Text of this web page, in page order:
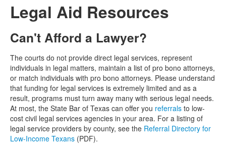
eFile Texas
MediaClick to expand submenu
Legal Aid Resources
Can't Afford a Lawyer?
The courts do not provide direct legal services, represent
individuals in legal matters, maintain a list of pro bono attorneys,
or match individuals with pro bono attorneys. Please understand
that funding for legal services is extremely limited and as a
result, programs must turn away many with serious legal needs.
At most, the State Bar of Texas can offer you referrals to low-
cost civil legal services agencies in your area. For a listing of
legal service providers by county, see the Referral Directory for
Low-Income Texans (PDF).